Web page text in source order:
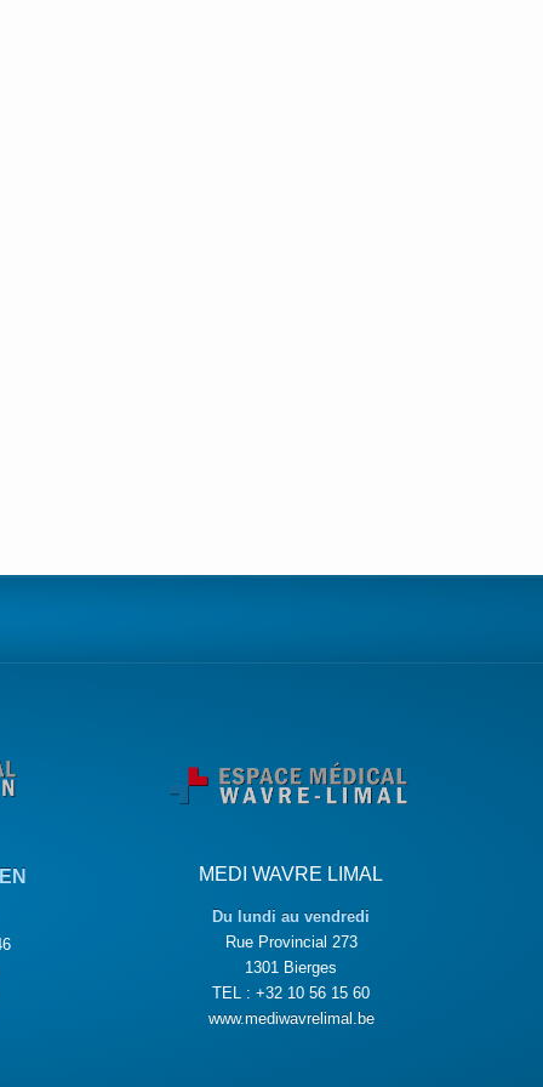
MEDI WAVRE LIMAL
Du lundi au vendredi
Rue Provincial 273
1301 Bierges
TEL : +32 10 56 15 60
www.mediwavrelimal.be